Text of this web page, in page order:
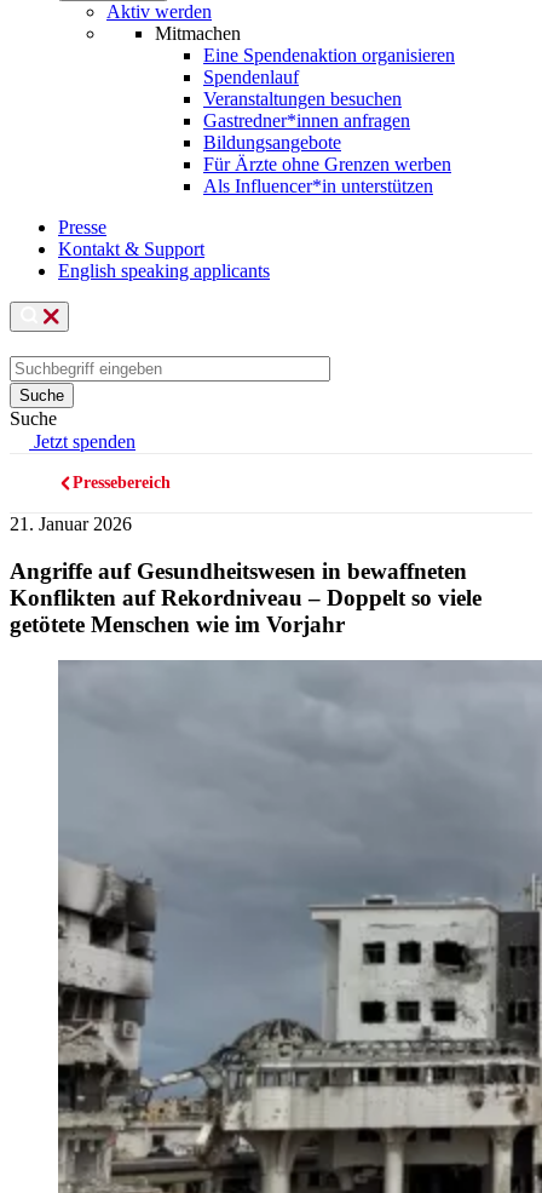
Aktiv werden
Mitmachen
Eine Spendenaktion organisieren
Spendenlauf
Veranstaltungen besuchen
Gastredner*innen anfragen
Bildungsangebote
Für Ärzte ohne Grenzen werben
Als Influencer*in unterstützen
Presse
Kontakt & Support
English speaking applicants
Suche
Jetzt spenden
Pfadnavigation
Pressebereich
21. Januar 2026
Angriffe auf Gesundheitswesen in bewaffneten
Konflikten auf Rekordniveau – Doppelt so viele
getötete Menschen wie im Vorjahr